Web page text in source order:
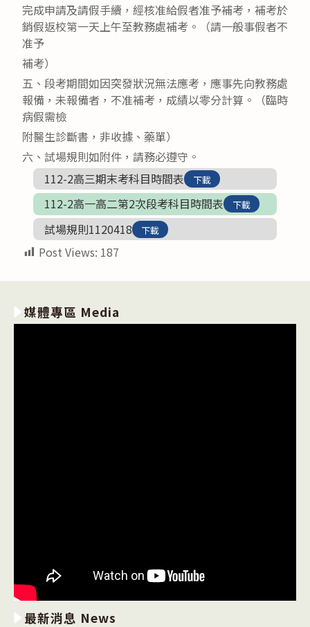
完成申請及請假手續，經核准給假者准予補考，補考於
銷假返校第一天上午至教務處補考。（請一般事假者不
准予
補考）
五、段考期間如因突發狀況無法應考，應事先向教務處
報備，未報備者，不准補考，成績以零分計算。（臨時
病假需檢
附醫生診斷書，非收據、藥單）
六、試場規則如附件，請務必遵守。
112-2高三期末考科目時間表
下載
112-2高一高二第2次段考科目時間表 下載
試場規則1120418 下載
Post Views: 187
媒體專區 Media
最新消息 News